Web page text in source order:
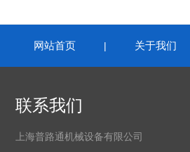
网站首页 | 关于我们
联系我们
上海普路通机械设备有限公司